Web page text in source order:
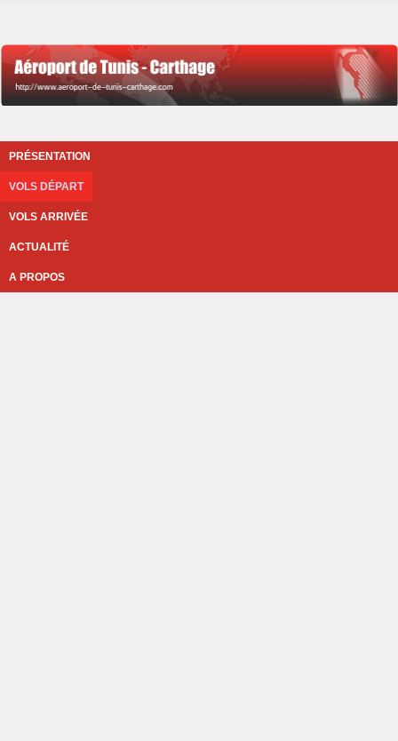
PRÉSENTATION
VOLS DÉPART
VOLS ARRIVÉE
ACTUALITÉ
A PROPOS